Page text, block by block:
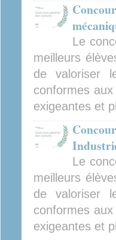
Le
meilleurs
de valoriser
conformes
exigeantes et
Le
meilleurs
de valoriser
conformes
exigeantes et